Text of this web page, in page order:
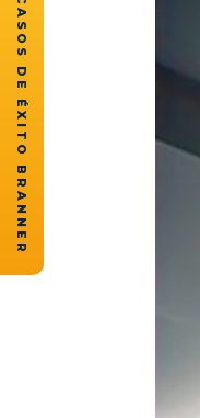
★ CASOS DE ÉXITO BRANNER